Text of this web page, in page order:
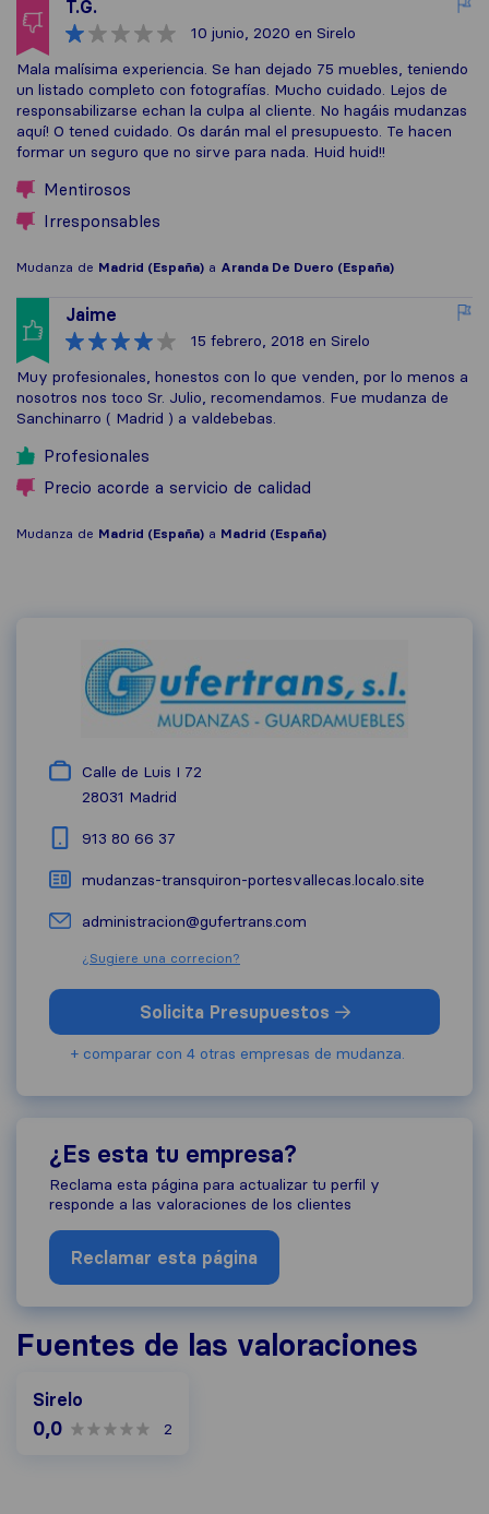
T.G.
10 junio, 2020 en Sirelo
Mala malísima experiencia. Se han dejado 75 muebles, teniendo
un listado completo con fotografías. Mucho cuidado. Lejos de
responsabilizarse echan la culpa al cliente. No hagáis mudanzas
aquí! O tened cuidado. Os darán mal el presupuesto. Te hacen
formar un seguro que no sirve para nada. Huid huid!!
Mentirosos
Irresponsables
Mudanza de Madrid (España) a Aranda De Duero (España)
Jaime
15 febrero, 2018 en Sirelo
Muy profesionales, honestos con lo que venden, por lo menos a
nosotros nos toco Sr. Julio, recomendamos. Fue mudanza de
Sanchinarro ( Madrid ) a valdebebas.
Profesionales
Precio acorde a servicio de calidad
Mudanza de Madrid (España) a Madrid (España)
Calle de Luis I 72
28031 Madrid
913 80 66 37
mudanzas-transquiron-portesvallecas.localo.site
administracion@gufertrans.com
¿Sugiere una correcion?
Solicita Presupuestos
+ comparar con 4 otras empresas de mudanza.
¿Es esta tu empresa?
Reclama esta página para actualizar tu perfil y
responde a las valoraciones de los clientes
Reclamar esta página
Fuentes de las valoraciones
Sirelo
0,0 2